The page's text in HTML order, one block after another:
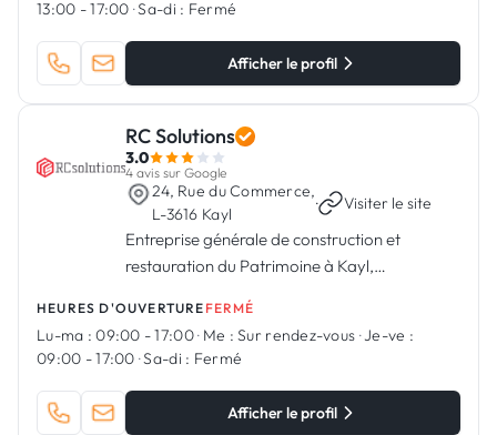
13:00 - 17:00 ·Sa-di : Fermé
Afficher le profil
RC Solutions
3.0
4 avis sur Google
24, Rue du Commerce,
L-3616 Kayl
· Visiter le site
Entreprise générale de construction et
restauration du Patrimoine à Kayl,
HEURES D'OUVERTURE FERMÉ
Lu-ma : 09:00 - 17:00· Me : Sur rendez-vous ·Je-ve :
09:00 - 17:00 ·Sa-di : Fermé
Afficher le profil